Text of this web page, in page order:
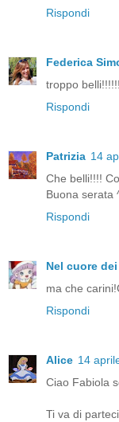
Rispondi
Federica
troppo
Rispondi
Patrizia 14
Che belli!!!!
Buona serata
Rispondi
Nel cuore
ma che
Rispondi
Alice 14
Ciao Fabiola
Ti va di